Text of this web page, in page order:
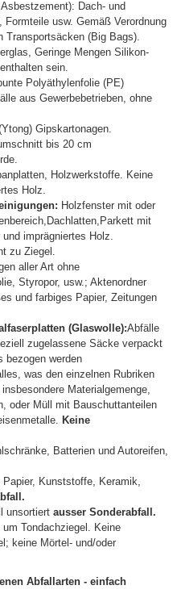
Dach- und
usw. Gemäß Verordnung
(Big Bags).
Geringe Mengen Silikon-
sein.
Polyäthylenfolie (PE)
aus Gewerbebetrieben, ohne
Gipskartonagen.
bis 20 cm
Holzwerkstoffe. Keine
Holz.
Holzfenster mit oder
mit
imprägniertes Holz.
zu Ziegel.
aller Art ohne
Styropor, usw.; Aktenordner
und farbiges Papier, Zeitungen
(Glaswolle):Abfälle
zugelassene Säcke verpackt
bezogen werden
was den einzelnen Rubriken
Materialgemenge,
oder Müll mit Bauschuttanteilen
Keine
Batterien und Autoreifen,
Kunststoffe, Keramik,
unsortiert ausser Sonderabfall.
Tondachziegel. Keine
keine Mörtel- und/oder
Abfallarten - einfach